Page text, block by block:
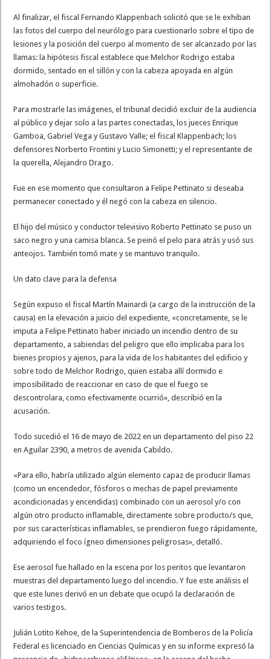
Al finalizar, el fiscal Fernando Klappenbach solicitó que se le exhiban
las fotos del cuerpo del neurólogo para cuestionarlo sobre el tipo de
lesiones y la posición del cuerpo al momento de ser alcanzado por las
llamas: la hipótesis fiscal establece que Melchor Rodrigo estaba
dormido, sentado en el sillón y con la cabeza apoyada en algún
almohadón o superficie.
Para mostrarle las imágenes, el tribunal decidió excluir de la audiencia
al público y dejar solo a las partes conectadas, los jueces Enrique
Gamboa, Gabriel Vega y Gustavo Valle; el fiscal Klappenbach; los
defensores Norberto Frontini y Lucio Simonetti; y el representante de
la querella, Alejandro Drago.
Fue en ese momento que consultaron a Felipe Pettinato si deseaba
permanecer conectado y él negó con la cabeza en silencio.
El hijo del músico y conductor televisivo Roberto Pettinato se puso un
saco negro y una camisa blanca. Se peinó el pelo para atrás y usó sus
anteojos. También tomó mate y se mantuvo tranquilo.
Un dato clave para la defensa
Según expuso el fiscal Martín Mainardi (a cargo de la instrucción de la
causa) en la elevación a juicio del expediente, «concretamente, se le
imputa a Felipe Pettinato haber iniciado un incendio dentro de su
departamento, a sabiendas del peligro que ello implicaba para los
bienes propios y ajenos, para la vida de los habitantes del edificio y
sobre todo de Melchor Rodrigo, quien estaba allí dormido e
imposibilitado de reaccionar en caso de que el fuego se
descontrolara, como efectivamente ocurrió», describió en la
acusación.
Todo sucedió el 16 de mayo de 2022 en un departamento del piso 22
en Aguilar 2390, a metros de avenida Cabildo.
«Para ello, habría utilizado algún elemento capaz de producir llamas
(como un encendedor, fósforos o mechas de papel previamente
acondicionadas y encendidas) combinado con un aerosol y/o con
algún otro producto inflamable, directamente sobre producto/s que,
por sus características inflamables, se prendieron fuego rápidamente,
adquiriendo el foco ígneo dimensiones peligrosas», detalló.
Ese aerosol fue hallado en la escena por los peritos que levantaron
muestras del departamento luego del incendio. Y fue este análisis el
que este lunes derivó en un debate que ocupó la declaración de
varios testigos.
Julián Lotito Kehoe, de la Superintendencia de Bomberos de la Policía
Federal es licenciado en Ciencias Químicas y en su informe expresó la